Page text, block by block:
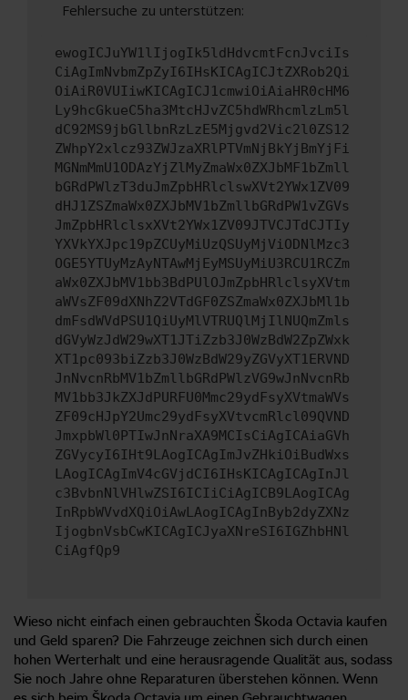
Fehlersuche zu unterstützen:
ewogICJuYW1lIjogIk5ldHdvcmtFcnJvciIs
CiAgImNvbmZpZyI6IHsKICAgICJtZXRob2Qi
OiAiR0VUIiwKICAgICJ1cmwiOiAiaHR0cHM6
Ly9hcGkueC5ha3MtcHJvZC5hdWRhcmlzLm5l
dC92MS9jbGllbnRzLzE5Mjgvd2Vic2l0ZS12
ZWhpY2xlcz93ZWJzaXRlPTVmNjBkYjBmYjFi
MGNmMmU1ODAzYjZlMyZmaWx0ZXJbMF1bZmll
bGRdPWlzT3duJmZpbHRlclswXVt2YWx1ZV09
dHJ1ZSZmaWx0ZXJbMV1bZmllbGRdPW1vZGVs
JmZpbHRlclsxXVt2YWx1ZV09JTVCJTdCJTIy
YXVkYXJpc19pZCUyMiUzQSUyMjViODNlMzc3
OGE5YTUyMzAyNTAwMjEyMSUyMiU3RCU1RCZm
aWx0ZXJbMV1bb3BdPUlOJmZpbHRlclsyXVtm
aWVsZF09dXNhZ2VTdGF0ZSZmaWx0ZXJbMl1b
dmFsdWVdPSU1QiUyMlVTRUQlMjIlNUQmZmls
dGVyWzJdW29wXT1JTiZzb3J0WzBdW2ZpZWxk
XT1pc093biZzb3J0WzBdW29yZGVyXT1ERVND
JnNvcnRbMV1bZmllbGRdPWlzVG9wJnNvcnRb
MV1bb3JkZXJdPURFU0Mmc29ydFsyXVtmaWVs
ZF09cHJpY2Umc29ydFsyXVtvcmRlcl09QVND
JmxpbWl0PTIwJnNraXA9MCIsCiAgICAiaGVh
ZGVycyI6IHt9LAogICAgImJvZHkiOiBudWxs
LAogICAgImV4cGVjdCI6IHsKICAgICAgInJl
c3BvbnNlVHlwZSI6ICIiCiAgICB9LAogICAg
InRpbWVvdXQiOiAwLAogICAgInByb2dyZXNz
IjogbnVsbCwKICAgICJyaXNreSI6IGZhbHNl
CiAgfQp9
Wieso nicht einfach einen gebrauchten Škoda Octavia kaufen
und Geld sparen? Die Fahrzeuge zeichnen sich durch einen
hohen Werterhalt und eine herausragende Qualität aus, sodass
Sie noch Jahre ohne Reparaturen überstehen können. Wenn